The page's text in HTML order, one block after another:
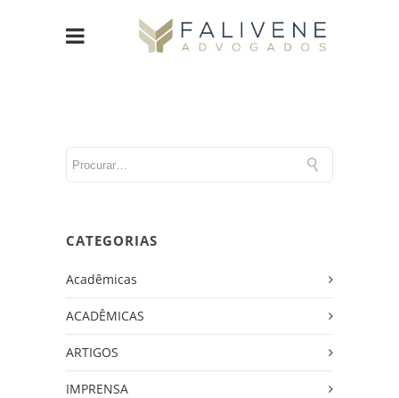
CATEGORIAS
Acadêmicas
ACADÊMICAS
ARTIGOS
IMPRENSA